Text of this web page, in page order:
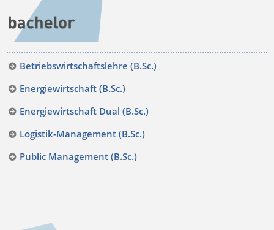
Betriebswirtschaftslehre (B.Sc.)
Energiewirtschaft (B.Sc.)
Energiewirtschaft Dual (B.Sc.)
Logistik-Management (B.Sc.)
Public Management (B.Sc.)